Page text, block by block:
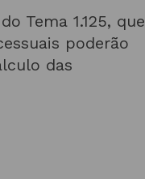
Tema 1.125, que
poderão
das